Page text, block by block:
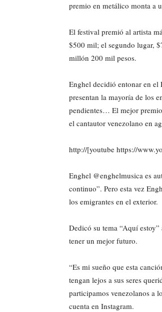
premio en metálico monta a
El festival premió al artista
$500 mil; el segundo lugar,
millón 200 mil pesos.
Enghel decidió entonar en el
presentan la mayoría de los
pendientes… El mejor
el cantautor venezolano en
http://[youtube https://
Enghel @enghelmusica es
continuo”. Pero esta vez
los emigrantes en el exterior.
Dedicó su tema “Aquí
tener un mejor futuro.
“Es mi sueño que esta
tengan lejos a sus seres
participamos venezolanos a
cuenta en Instagram.